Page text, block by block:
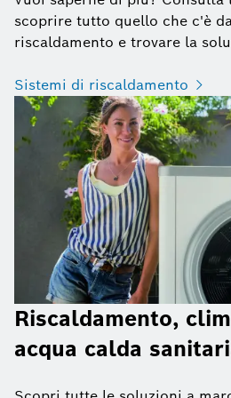
scoprire tutto quello che c'è
riscaldamento e trovare la
Sistemi di riscaldamento
Riscaldamento,
acqua calda